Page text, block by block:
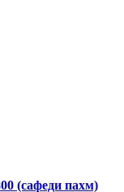
(сафеди пахм)